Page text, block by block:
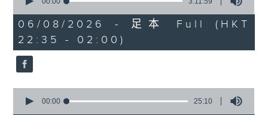
由 红线女、彭炽权 主唱
由 林家声、林锦堂、蓝天佑 主唱
3
hours,
11
minutes,
59
seconds
06/08/2026 - 足本 Full (HKT
22:35 - 02:00)
seconds
00:00 25:10